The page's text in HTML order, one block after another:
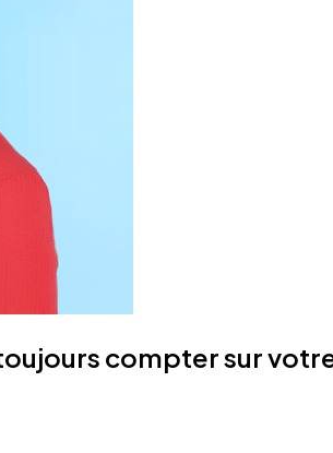
compter sur